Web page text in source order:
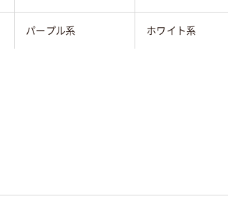
パープル系 ホワイト系